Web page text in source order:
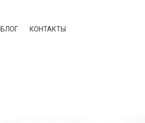
БЛОГ КОНТАКТЫ